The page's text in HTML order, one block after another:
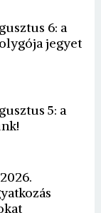
6: a
jegyet
5: a